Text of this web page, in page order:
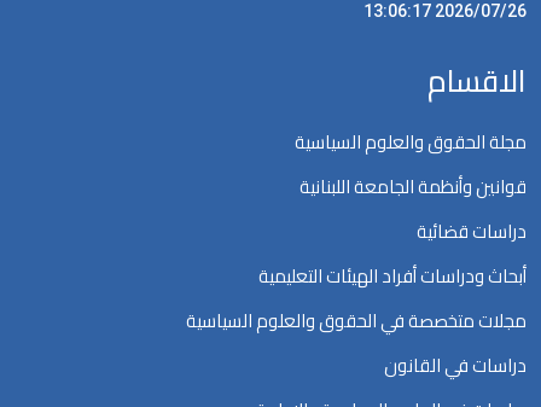
2026/07/26 13:06:17
الاقسام
مجلة الحقوق والعلوم السياسية
قوانين وأنظمة الجامعة اللبنانية
دراسات قضائية
أبحاث ودراسات أفراد الهيئات التعليمية
مجلات متخصصة في الحقوق والعلوم السياسية
دراسات في القانون